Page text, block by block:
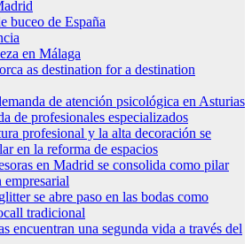
buceo de España
en Málaga
as destination for a destination
de atención psicológica en Asturias
de profesionales especializados
profesional y la alta decoración se
en la reforma de espacios
en Madrid se consolida como pilar
se abre paso en las bodas como
tradicional
encuentran una segunda vida a través del